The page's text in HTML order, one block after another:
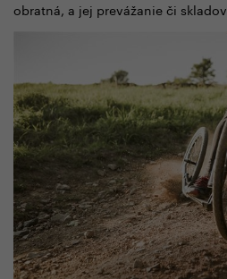
obratná, a jej prevážanie či